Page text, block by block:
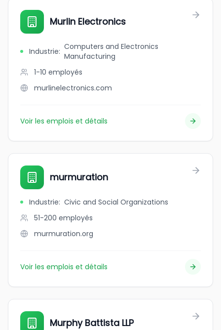
Murlin Electronics
Industrie: Computers and Electronics
Manufacturing
1-10 employés
murlinelectronics.com
Voir les emplois et détails
murmuration
Industrie: Civic and Social Organizations
51-200 employés
murmuration.org
Voir les emplois et détails
Murphy Battista LLP